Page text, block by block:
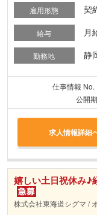
雇用形態 契
給与 月
勤務地 静
仕事情報
公開
求人情報詳細
嬉しい土日祝休み♪
株式会社東海道シグマ /